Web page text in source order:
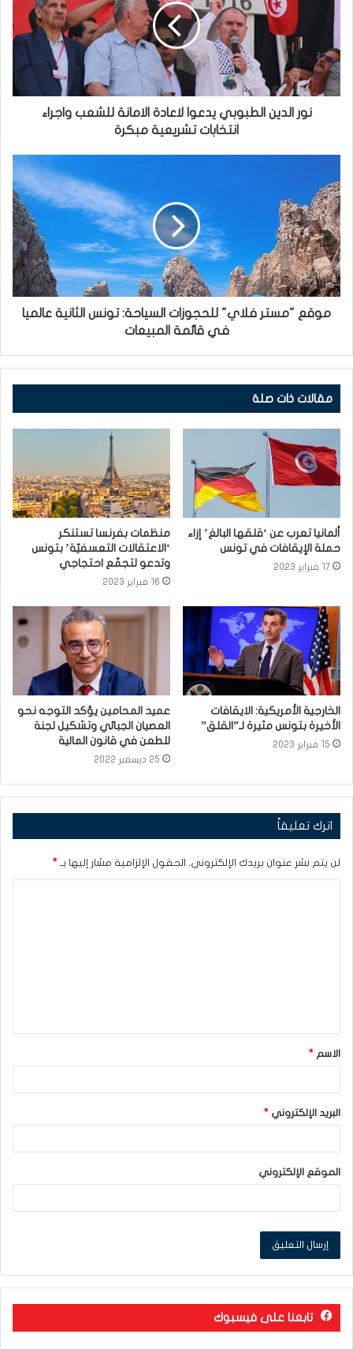
نور الدين الطبوبي يدعوا لاعادة الامانة للشعب واجراء
انتخابات تشريعية مبكرة
موقع "مستر فلاي" للحجوزات السياحة: تونس الثانية عالميا
في قائمة المبيعات
مقالات ذات صلة
ألمانيا تعرب عن ‘قلقها البالغ’ إزاء
حملة الإيقافات في تونس
17 فبراير 2023
منظمات بفرنسا تستنكر
‘الاعتقالات التعسفيّة’ بتونس
وتدعو لتجمّع احتجاجي
16 فبراير 2023
الخارجية الأمريكية: الايقافات
الأخيرة بتونس مثيرة لـ”القلق”
15 فبراير 2023
عميد المحامين يؤكد التوجه نحو
العصيان الجبائي وتشكيل لجنة
للطعن في قانون المالية
25 ديسمبر 2022
اترك تعليقاً
لن يتم نشر عنوان بريدك الإلكتروني. الحقول الإلزامية مشار إليها بـ *
ق
*
الاسم *
البريد الإلكتروني *
الموقع الإلكتروني
تابعنا على فيسبوك